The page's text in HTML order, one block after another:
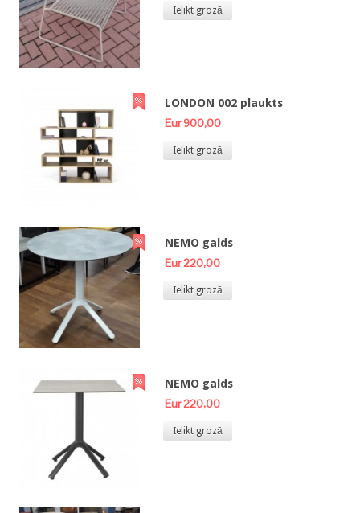
Ielikt grozā
LONDON 002 plaukts
Eur 900,00
Ielikt grozā
NEMO galds
Eur 220,00
Ielikt grozā
NEMO galds
Eur 220,00
Ielikt grozā